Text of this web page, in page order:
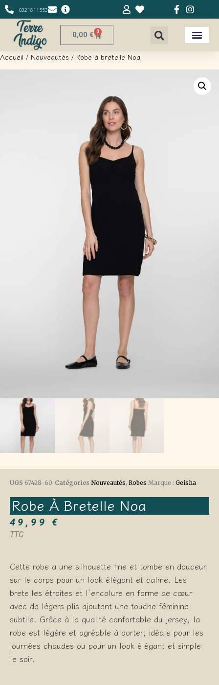
0321811553
0,00 € 0
Accueil / Nouveautés / Robe à bretelle Noa
UGS 67428-60 Catégories Nouveautés, Robes Marque : Geisha
Robe À Bretelle Noa
49,99€
TTC
Cette robe a une silhouette fine et tombe en douceur
sur le corps pour un look élégant et calme. Les
bretelles étroites et l’encolure en forme de cœur
avec de légers plis ajoutent une touche féminine
subtile. Grâce à la qualité confortable du jersey, la
robe est légère et agréable à porter, idéale pour les
journées chaudes ou pour un look élégant et simple
le soir.